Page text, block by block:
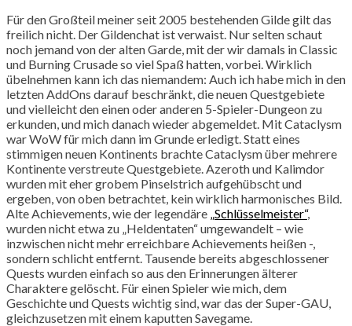
Für den Großteil meiner seit 2005 bestehenden Gilde gilt das
freilich nicht. Der Gildenchat ist verwaist. Nur selten schaut
noch jemand von der alten Garde, mit der wir damals in Classic
und Burning Crusade so viel Spaß hatten, vorbei. Wirklich
übelnehmen kann ich das niemandem: Auch ich habe mich in den
letzten AddOns darauf beschränkt, die neuen Questgebiete
und vielleicht den einen oder anderen 5-Spieler-Dungeon zu
erkunden, und mich danach wieder abgemeldet. Mit Cataclysm
war WoW für mich dann im Grunde erledigt. Statt eines
stimmigen neuen Kontinents brachte Cataclysm über mehrere
Kontinente verstreute Questgebiete. Azeroth und Kalimdor
wurden mit eher grobem Pinselstrich aufgehübscht und
ergeben, von oben betrachtet, kein wirklich harmonisches Bild.
Alte Achievements, wie der legendäre „Schlüsselmeister“,
wurden nicht etwa zu „Heldentaten“ umgewandelt – wie
inzwischen nicht mehr erreichbare Achievements heißen -,
sondern schlicht entfernt. Tausende bereits abgeschlossener
Quests wurden einfach so aus den Erinnerungen älterer
Charaktere gelöscht. Für einen Spieler wie mich, dem
Geschichte und Quests wichtig sind, war das der Super-GAU,
gleichzusetzen mit einem kaputten Savegame.